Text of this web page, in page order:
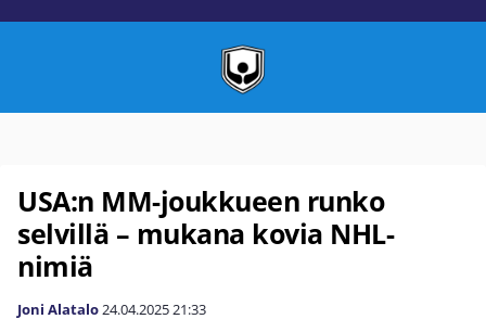
USA:n MM-joukkueen runko
selvillä – mukana kovia NHL-
nimiä
Joni Alatalo24.04.202521:33